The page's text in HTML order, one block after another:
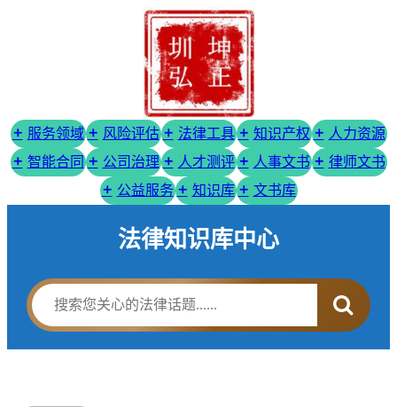
服务领域 风险评估 法律工具 知识产权
人力资源
智能合同
公司治理 人才测评 人事文书
律师文书
公益服务
知识库 文书库
法律知识库中心